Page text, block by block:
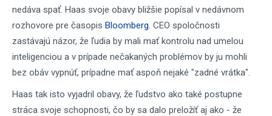
nedáva spať. Haas svoje obavy bližšie popísal v nedávnom
rozhovore pre časopis Bloomberg. CEO spoločnosti
zastávajú názor, že ľudia by mali mať kontrolu nad umelou
inteligenciou a v prípade nečakaných problémov by ju mohli
bez obáv vypnúť, prípadne mať aspoň nejaké "zadné vrátka".
Haas tak isto vyjadril obavy, že ľudstvo ako také postupne
stráca svoje schopnosti, čo by sa dalo preložíť aj ako - že